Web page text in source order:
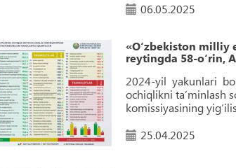
06.05.2025
«O‘zbekiston
reytingda 58-o‘rin,
2024-yil yakunlari
ochiqlikni taʼminlash
komissiyasining
25.04.2025